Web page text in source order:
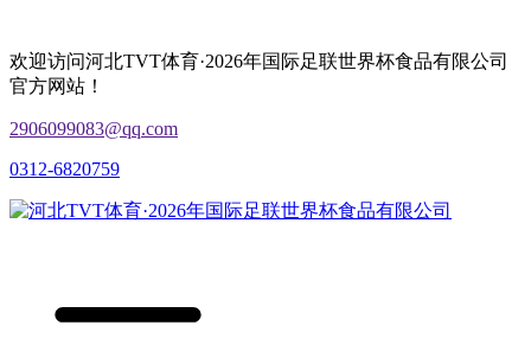
欢迎访问河北TVT体育·2026年国际足联世界杯食品有限公司
官方网站！
2906099083@qq.com
0312-6820759